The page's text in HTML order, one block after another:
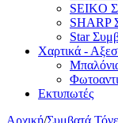
SEIKO
SHARP
Star
Χαρτικά -
Εκτυπωτές
Αρχική/Συμβατά